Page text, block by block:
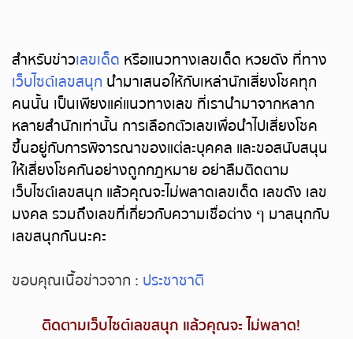
สำหรับข่าวเลขเด็ด หรือแนวทางเลขเด็ด หวยดัง ที่ทาง
เว็บไซต์เลขสนุก นำมาเสนอให้กับเหล่านักเสี่ยงโชคทุก
คนนั้น เป็นเพียงแค่แนวทางเลข ที่เรานำมาจากหลาก
หลายสำนักเท่านั้น การเลือกตัวเลขเพื่อนำไปเสี่ยงโชค
ขึ้นอยู่กับการพิจารณาของแต่ละบุคคล และขอสนับสนุน
ให้เสี่ยงโชคกันอย่างถูกกฎหมาย อย่าลืมติดตาม
เว็บไซต์เลขสนุก แล้วคุณจะไม่พลาดเลขเด็ด เลขดัง เลข
มงคล รวมถึงเลขที่เกี่ยวกับความเชื่อต่าง ๆ มาสนุกกับ
เลขสนุกกันนะคะ
ขอบคุณเนื้อข่าวจาก : ประชาชาติ
ติดตามเว็บไซต์เลขสนุก แล้วคุณจะ ไม่พลาด!